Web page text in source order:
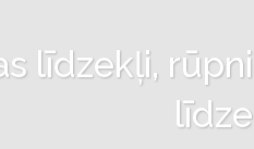
līdzekļi,